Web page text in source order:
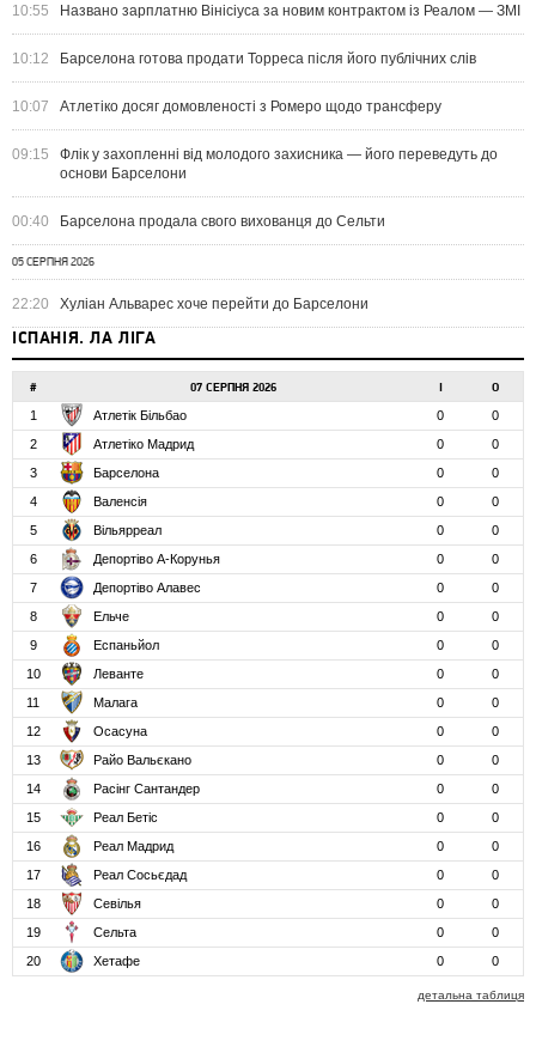
10:55 Названо зарплатню Вінісіуса за новим контрактом із Реалом — ЗМІ
10:12 Барселона готова продати Торреса після його публічних слів
10:07 Атлетіко досяг домовленості з Ромеро щодо трансферу
09:15
Флік у захопленні від молодого захисника — його переведуть до
основи Барселони
00:40 Барселона продала свого вихованця до Сельти
05 СЕРПНЯ 2026
22:20 Хуліан Альварес хоче перейти до Барселони
ІСПАНІЯ. ЛА ЛІГА
# 07 СЕРПНЯ 2026 О
1 Атлетік Більбао 0
0
2
Атлетіко Мадрид 0
0
3
Барселона 0
0
4
Валенсія 0
0
5
Вільярреал 0
0
6
Депортіво А-Корунья 0
0
7
Депортіво Алавес 0
0
8
Ельче 0
0
9
Еспаньйол 0
0
10
Леванте 0
0
11
Малага 0
0
12
Осасуна 0
0
13
Райо Вальєкано 0
0
14
Расінг Сантандер 0
0
15
Реал Бетіс 0
0
16
Реал Мадрид 0
0
17
Реал Сосьєдад 0
0
18
Севілья 0
0
19
Сельта 0
0
20
Хетафе 0 0
детальна таблиця